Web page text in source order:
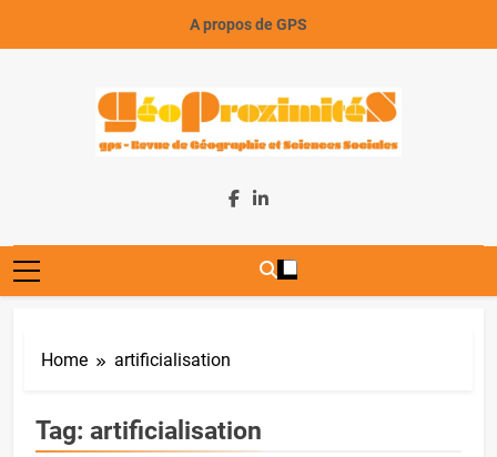
A propos de GPS
GeoProximiteS
Home artificialisation
Tag: artificialisation